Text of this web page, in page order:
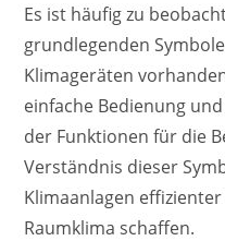
Es ist häufig zu
grundlegenden
Klimageräten
einfache Bedienung
der Funktionen für die
Verständnis dieser
Klimaanlagen
Raumklima schaffen.